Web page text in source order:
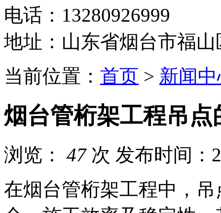
电话：13280926999
地址：山东省烟台市福
当前位置： 首页 > 新闻
烟台管桁架工程吊点
浏览： 47 次 发布时间：
在烟台管桁架工程中，